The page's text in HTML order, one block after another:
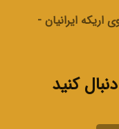
اریکه ایرانیان -
کنید